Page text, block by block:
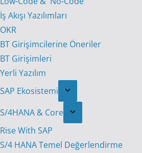
İş Akışı Yazılımları
OKR
BT Girişimcilerine Öneriler
BT Girişimleri
Yerli Yazılım
SAP Ekosistemi
S/4HANA & Core
Rise With SAP
S/4 HANA Temel Değerlendirme